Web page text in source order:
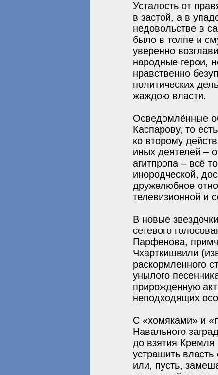
Усталость от
в застой, а в
недовольстве в
было в толпе и
уверенно
народные герои,
нравственно
политических
жаждою власти.
Осведомлённые
Каспарову, то
ко второму
иных деятелей –
агитпропа – всё
инородческой,
дружелюбное
телевизионной и
В новые
сетевого
Парфенова,
Чхарткишвили
раскормленного
унылого
прирожденную
неподходящих
С «хомяками» и
Навального
до взятия Кремля
устрашить
или, пусть,